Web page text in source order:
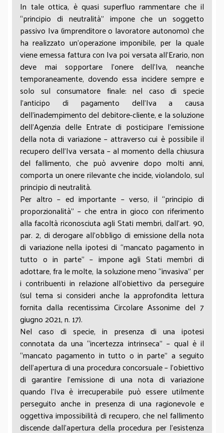
In tale ottica, è quasi superfluo rammentare che il
“principio di neutralità” impone che un soggetto
passivo Iva (imprenditore o lavoratore autonomo) che
ha realizzato un’operazione imponibile, per la quale
viene emessa fattura con Iva poi versata all’Erario, non
deve mai sopportare l’onere dell’Iva, neanche
temporaneamente, dovendo essa incidere sempre e
solo sul consumatore finale: nel caso di specie
l’anticipo di pagamento dell’Iva a causa
dell’inadempimento del debitore-cliente, e la soluzione
dell’Agenzia delle Entrate di posticipare l’emissione
della nota di variazione – attraverso cui è possibile il
recupero dell’Iva versata – al momento della chiusura
del fallimento, che può avvenire dopo molti anni,
comporta un onere rilevante che incide, violandolo, sul
principio di neutralità.
Per altro – ed importante – verso, il “principio di
proporzionalità” – che entra in gioco con riferimento
alla facoltà riconosciuta agli Stati membri, dall’art. 90,
par. 2, di derogare all’obbligo di emissione della nota
di variazione nella ipotesi di “mancato pagamento in
tutto o in parte” – impone agli Stati membri di
adottare, fra le molte, la soluzione meno “invasiva” per
i contribuenti in relazione all’obiettivo da perseguire
(sul tema si consideri anche la approfondita lettura
fornita dalla recentissima Circolare Assonime del 7
giugno 2021, n. 17).
Nel caso di specie, in presenza di una ipotesi
connotata da una “incertezza intrinseca” – qual è il
“mancato pagamento in tutto o in parte” a seguito
dell’apertura di una procedura concorsuale – l’obiettivo
di garantire l’emissione di una nota di variazione
quando l’Iva è irrecuperabile può essere utilmente
perseguito anche in presenza di una ragionevole e
oggettiva impossibilità di recupero, che nel fallimento
discende dall’apertura della procedura per l’esistenza